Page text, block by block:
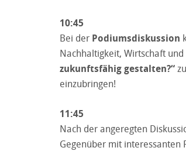
10:45
Bei der Podiumsdiskussion
Nachhaltigkeit, Wirtschaft
zukunftsfähig gestalten?“
einzubringen!
11:45
Nach der angeregten
Gegenüber mit